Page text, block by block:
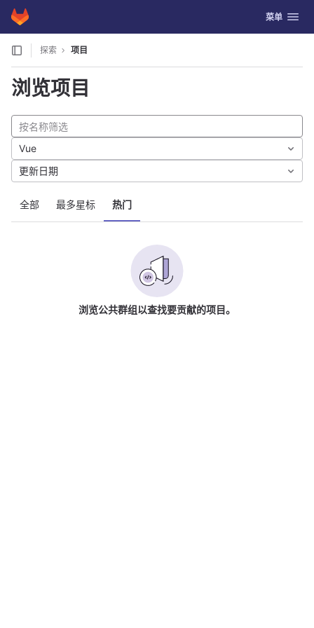
Skip to content
GitLab 切换导航
菜单
探索 项目
浏览项目
全部 最多星标 热门
Vue
更新日期
浏览公共群组以查找要贡献的项目。